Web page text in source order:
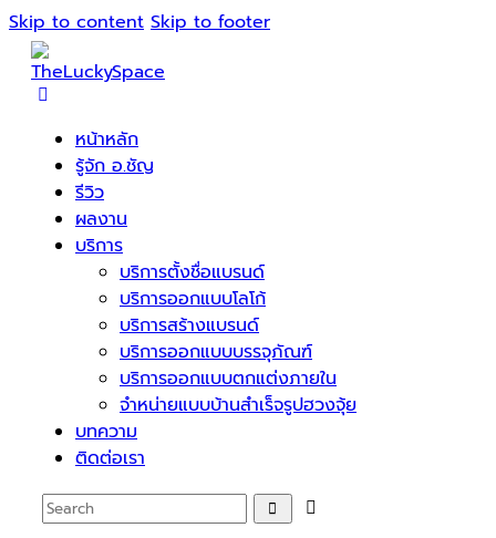
Skip to content Skip to footer
หน้าหลัก
รู้จัก อ.ชัญ
รีวิว
ผลงาน
บริการ
บริการตั้งชื่อแบรนด์
บริการออกแบบโลโก้
บริการสร้างแบรนด์
บริการออกแบบบรรจุภัณฑ์
บริการออกแบบตกแต่งภายใน
จำหน่ายแบบบ้านสำเร็จรูปฮวงจุ้ย
บทความ
ติดต่อเรา